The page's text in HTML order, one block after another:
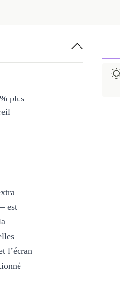
plus
est
l’écran